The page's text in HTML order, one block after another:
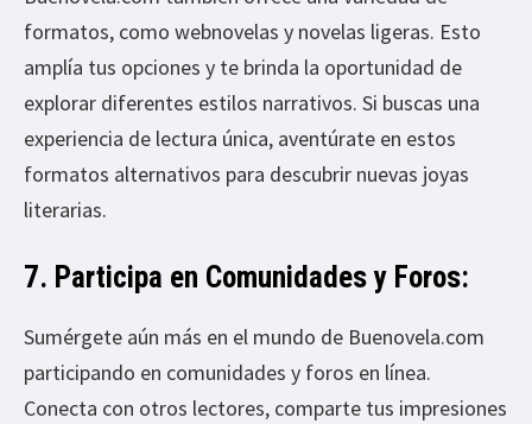
formatos, como webnovelas y novelas ligeras. Esto
amplía tus opciones y te brinda la oportunidad de
explorar diferentes estilos narrativos. Si buscas una
experiencia de lectura única, aventúrate en estos
formatos alternativos para descubrir nuevas joyas
literarias.
7. Participa en Comunidades y Foros:
Sumérgete aún más en el mundo de Buenovela.com
participando en comunidades y foros en línea.
Conecta con otros lectores, comparte tus impresiones